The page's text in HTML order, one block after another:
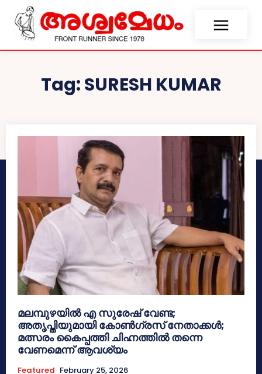
Tag:SURESH KUMAR
മലമ്പുഴയില്‍ എ സുരേഷ് വേണ്ട;
അതൃപ്തിയുമായി കോണ്‍ഗ്രസ് നേതാക്കള്‍;
മത്സരം കൈപ്പത്തി ചിഹ്നത്തില്‍ തന്നെ
വേണമെന്ന് ആവശ്യം
Featured February 25, 2026